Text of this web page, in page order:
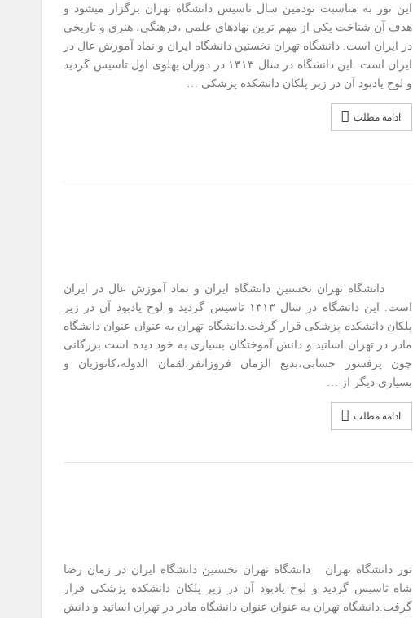
این تور به مناسبت نودمین سال تاسیس دانشگاه تهران برگزار میشود و
هدف آن شناخت یکی از مهم ترین نهادهای علمی ،فرهنگی، هنری و تاریخی
در ایران است. دانشگاه تهران نخستین دانشگاه ایران و نماد آموزش عال در
ایران است. این دانشگاه در سال ۱۳۱۳ در دوران پهلوی اول تاسیس گردید
و لوح یادبود آن در زیر پلکان دانشکده پزشکی …
ادامه مطلب
دانشگاه تهران نخستین دانشگاه ایران و نماد آموزش عال در ایران
است. این دانشگاه در سال ۱۳۱۳ تاسیس گردید و لوح یادبود آن در زیر
پلکان دانشکده پزشکی قرار گرفت.دانشگاه تهران به عنوان عنوان دانشگاه
مادر در تهران اساتید و دانش آموختگان بسیاری به خود دیده است.بزرگانی
چون پرفسور حسابی،بدیع الزمان فروزانفر،لقمان الدوله،کاتوزیان و
بسیاری دیگر از …
ادامه مطلب
تور دانشگاه تهران دانشگاه تهران نخستین دانشگاه ایران در زمان رضا
شاه تاسیس گردید و لوح یادبود آن در زیر پلکان دانشکده پزشکی قرار
گرفت.دانشگاه تهران به عنوان عنوان دانشگاه مادر در تهران اساتید و دانش